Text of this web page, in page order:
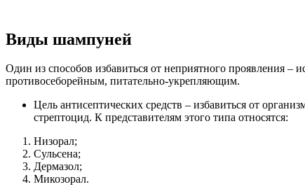
Виды шампуней
Один из способов избавиться от неприятного проявления
противосеборейным, питательно-укрепляющим.
Цель антисептических средств – избавиться от
стрептоцид. К представителям этого типа относятся:
Низорал;
Сульсена;
Дермазол;
Микозорал.